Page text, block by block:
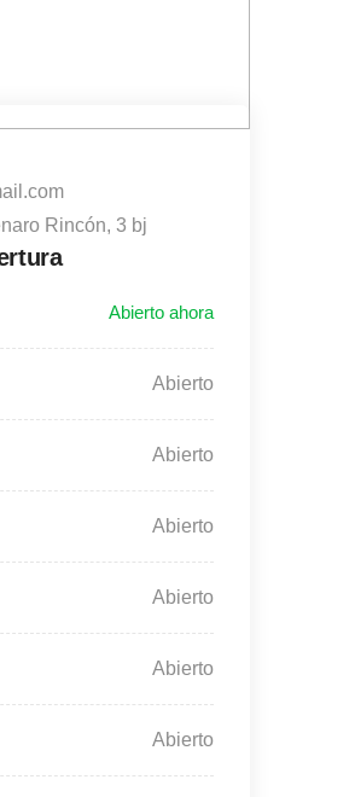
Rincón, 3 bj
Abierto
Abierto
Abierto
Abierto
Abierto
Abierto